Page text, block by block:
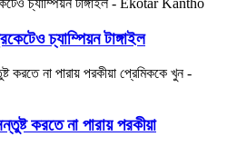
চ্যাম্পিয়ন টাঙ্গাইল
করতে না পারায় পরকীয়া